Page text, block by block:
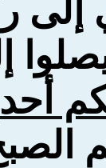
إلى
أحد